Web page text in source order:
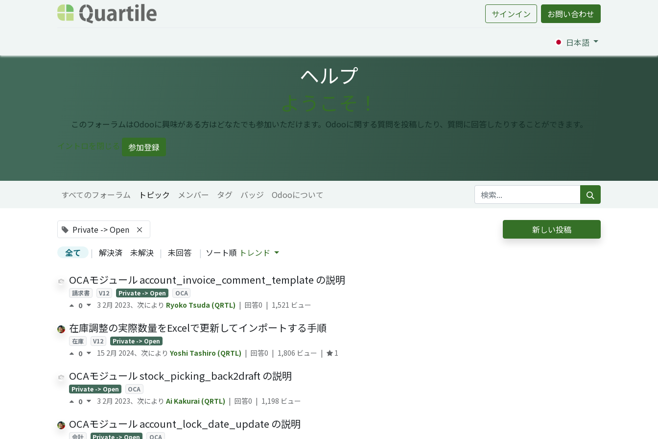
サインイン お問い合わせ
日本語
ヘルプ
ようこそ！
このフォーラムはOdooに興味がある方はどなたでも参加いただけます。Odooに関する質問を投稿したり、質問に回答したりすることができます。
イントロを閉じる
参加登録
すべてのフォーラム トピック メンバー タグ バッジ Odooについて
Private -> Open ×
新しい投稿
全て
| 解決済 未解決 | 未回答 | ソート順 トレンド
OCAモジュール account_invoice_comment_template の説明
請求書 V12 Private -> Open OCA
0 3 2月 2023、次により Ryoko Tsuda (QRTL) | 回答0 | 1,521 ビュー
在庫調整の実際数量をExcelで更新してインポートする手順
在庫 V12 Private -> Open
0 15 2月 2024、次により Yoshi Tashiro (QRTL) | 回答0 | 1,806 ビュー | 1
OCAモジュール stock_picking_back2draft の説明
Private -> Open OCA
0 3 2月 2023、次により Ai Kakurai (QRTL) | 回答0 | 1,198 ビュー
OCAモジュール account_lock_date_update の説明
会計 Private -> Open OCA